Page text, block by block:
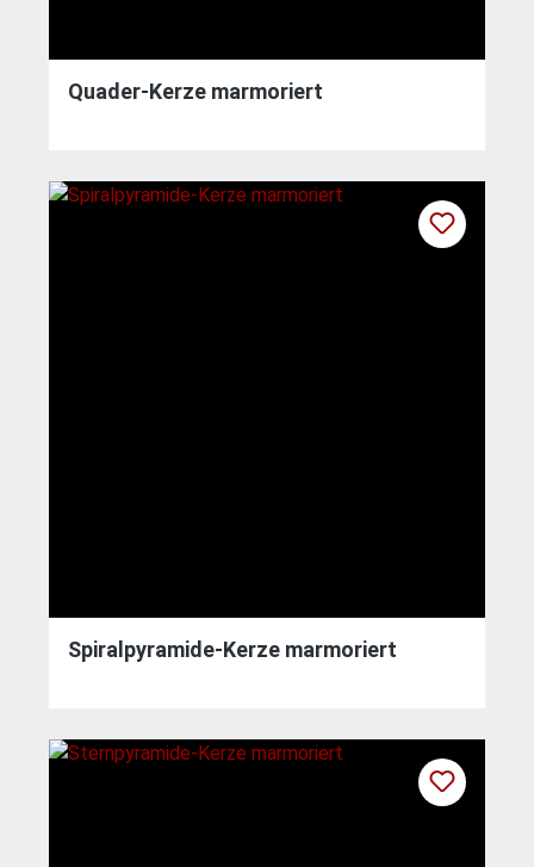
Quader-Kerze marmoriert
Spiralpyramide-Kerze marmoriert